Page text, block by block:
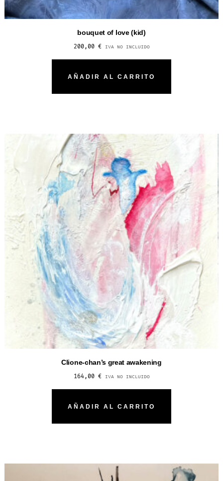
bouquet of love (kid)
200,00 € IVA NO INCLUIDO
AÑADIR AL CARRITO
Clione-chan’s great awakening
164,00 € IVA NO INCLUIDO
AÑADIR AL CARRITO